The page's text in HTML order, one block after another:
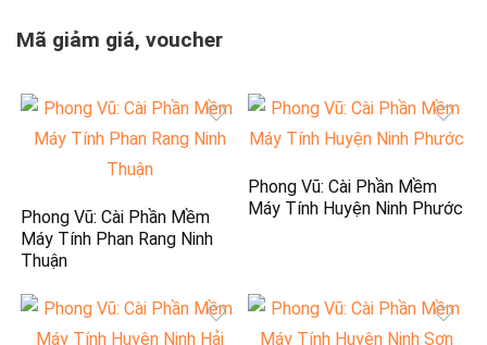
Mã giảm giá, voucher
Phong Vũ: Cài Phần Mềm
Máy Tính Phan Rang Ninh
Thuận
Phong Vũ: Cài Phần Mềm
Máy Tính Huyện Ninh Phước